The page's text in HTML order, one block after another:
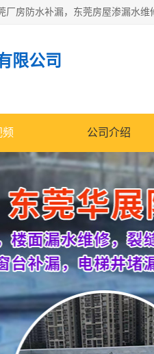
限公司
频 公司介绍